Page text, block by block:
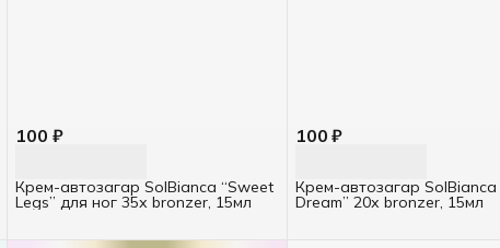
100 ₽
Крем-автозагар SolBianca “Sweet
Legs” для ног 35х bronzer, 15мл
100 ₽
Крем-автозагар SolBianca
Dream” 20х bronzer, 15мл